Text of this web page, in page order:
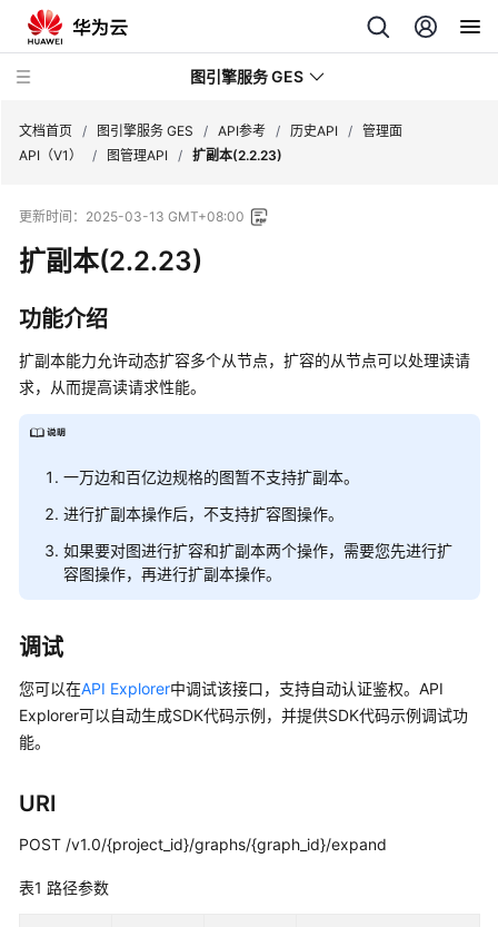
图引擎服务 GES
新
动
态
产
品
介
绍
费
明
速
门
用
户
佳
践
文档首页 / 图引擎服务 GES / API参考 / 历史API / 管理面
API（V1）
/ 图管理API / 扩副本(2.2.23)
更新时间： 2025-03-13 GMT+08:00
扩副本(2.2.23)
功能介绍
扩副本能力允许动态扩容多个从节点，扩容的从节点可以处理读请
求，从而提高读请求性能。
一万边和百亿边规格的图暂不支持扩副本。
进行扩副本操作后，不支持扩容图操作。
如果要对图进行扩容和扩副本两个操作，需要您先进行扩
容图操作，再进行扩副本操作。
调试
您可以在API Explorer中调试该接口，支持自动认证鉴权。API
Explorer可以自动生成SDK代码示例，并提供SDK代码示例调试功
能。
URI
POST /v1.0/{project_id}/graphs/{graph_id}/expand
表1 路径参数